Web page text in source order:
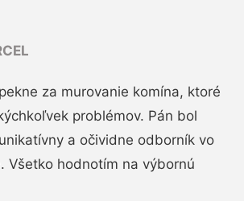
za murovanie komína, ktoré
problémov. Pán bol
a očividne odborník vo
Všetko hodnotím na výbornú